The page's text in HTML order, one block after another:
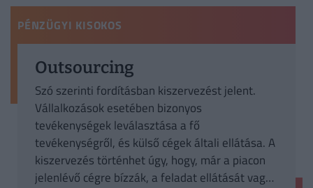
PÉNZÜGYI KISOKOS
Outsourcing
Szó szerinti fordításban kiszervezést jelent.
Vállalkozások esetében bizonyos
tevékenységek leválasztása a fő
tevékenységről, és külső cégek általi ellátása. A
kiszervezés történhet úgy, hogy, már a piacon
jelenlévő cégre bízzák, a feladat ellátását vagy